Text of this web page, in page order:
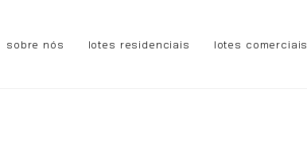
sobre nós lotes residenciais lotes comerciais